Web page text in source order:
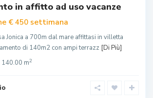
in affitto ad uso vacanze
€ 450 settimana
Jonica a 700m dal mare affittasi in villetta
di 140m2 con ampi terrazz [Di Più]
140.00 m2